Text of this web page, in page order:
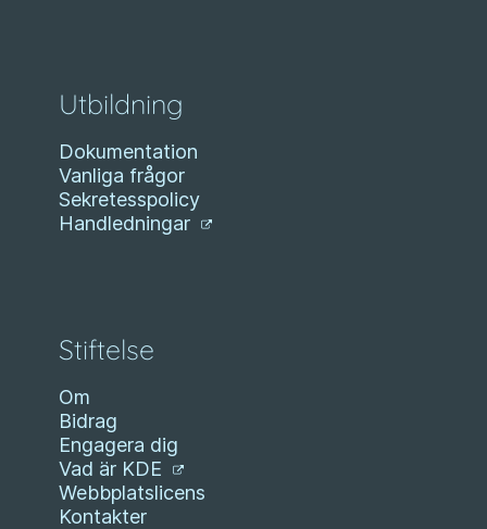
Utbildning
Dokumentation
Vanliga frågor
Sekretesspolicy
Handledningar
Stiftelse
Om
Bidrag
Engagera dig
Vad är KDE
Webbplatslicens
Kontakter